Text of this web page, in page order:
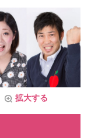
拡大する